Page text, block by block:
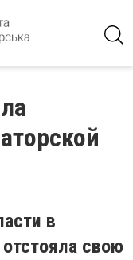
в
свою